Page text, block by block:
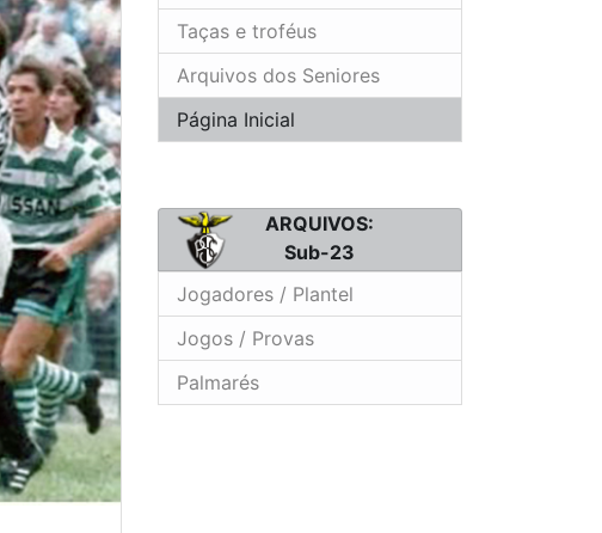
Taças e troféus
Arquivos dos Seniores
Página Inicial
ARQUIVOS:
Sub-23
Jogadores / Plantel
Jogos / Provas
Palmarés